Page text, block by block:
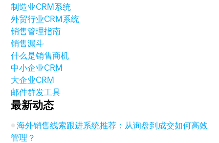
制造业CRM系统
外贸行业CRM系统
销售管理指南
销售漏斗
什么是销售商机
中小企业CRM
大企业CRM
邮件群发工具
最新动态
海外销售线索跟进系统推荐：从询盘到成交如何高效
管理？